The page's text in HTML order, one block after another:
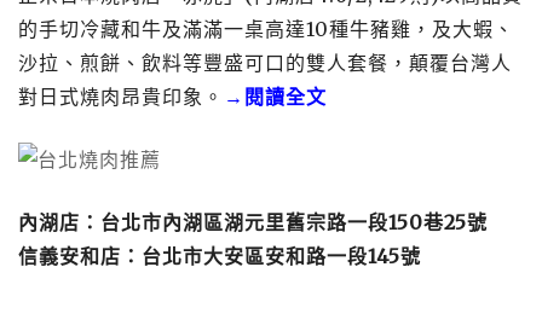
的手切冷藏和牛及滿滿一桌高達10種牛豬雞，及大蝦、
沙拉、煎餅、飲料等豐盛可口的雙人套餐，顛覆台灣人
對日式燒肉昂貴印象。 →閱讀全文
內湖店 ：台北市內湖區湖元里舊宗路一段150巷25號
信義安和店：台北市大安區安和路一段145號